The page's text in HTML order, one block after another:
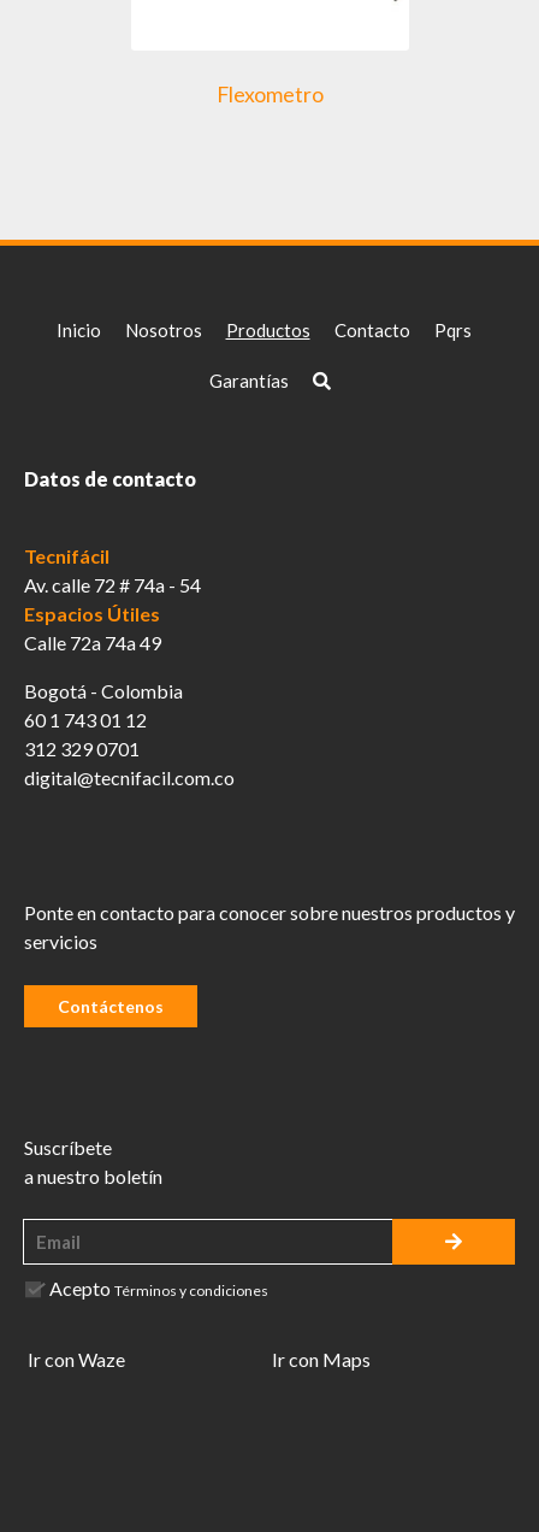
Flexometro
Inicio Nosotros Productos Contacto Pqrs
Garantías
Datos de contacto
Tecnifácil
Av. calle 72 # 74a - 54
Espacios Útiles
Calle 72a 74a 49
Bogotá - Colombia
60 1 743 01 12
312 329 0701
digital@tecnifacil.com.co
Ponte en contacto para conocer sobre nuestros productos y
servicios
Contáctenos
Suscríbete
a nuestro boletín
Acepto Términos y condiciones
Ir con Waze Ir con Maps